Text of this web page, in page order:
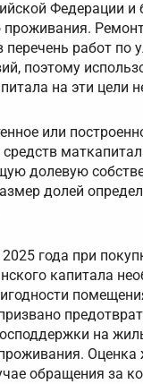
Федерации
проживания.
перечень работ по
поэтому
на эти цели
или
долевую
долей
года при
капитала
на
обращения за